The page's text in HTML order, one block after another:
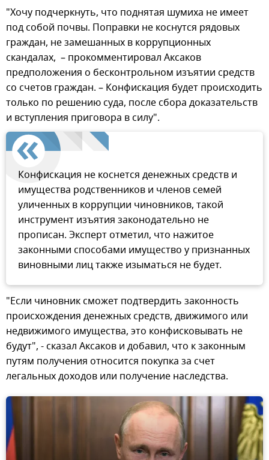
"Хочу подчеркнуть, что поднятая шумиха не имеет
под собой почвы. Поправки не коснутся рядовых
граждан, не замешанных в коррупционных
скандалах, – прокомментировал Аксаков
предположения о бесконтрольном изъятии средств
со счетов граждан. – Конфискация будет происходить
только по решению суда, после сбора доказательств
и вступления приговора в силу".
Конфискация не коснется денежных средств и
имущества родственников и членов семей
уличенных в коррупции чиновников, такой
инструмент изъятия законодательно не
прописан. Эксперт отметил, что нажитое
законными способами имущество у признанных
виновными лиц также изыматься не будет.
"Если чиновник сможет подтвердить законность
происхождения денежных средств, движимого или
недвижимого имущества, это конфисковывать не
будут", - сказал Аксаков и добавил, что к законным
путям получения относится покупка за счет
легальных доходов или получение наследства.